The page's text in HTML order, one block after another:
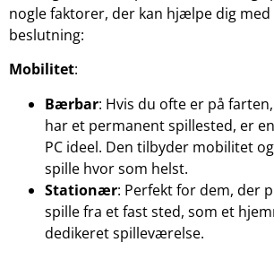
nogle faktorer, der kan hjælpe dig
beslutning:
Mobilitet:
Bærbar: Hvis du ofte er på
har et permanent spillested, er
PC ideel. Den tilbyder mobilitet
spille hvor som helst.
Stationær: Perfekt for dem, der
spille fra et fast sted, som et
dedikeret spilleværelse.